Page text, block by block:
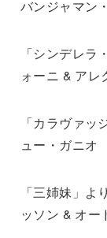
バンジャマン
「シンデレ
ォーニ & アレ
「カラヴァ
ュー・ガニオ
「三姉妹」
ッソン & オー